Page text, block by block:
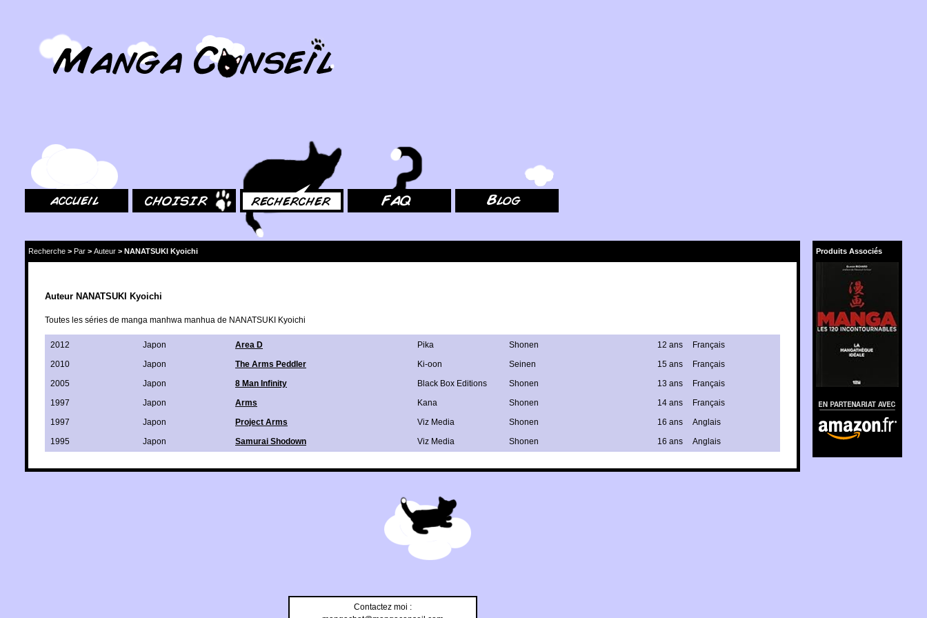
Produits Associés
En partenariat avec
Amazon.fr
Recherche > Par > Auteur > NANATSUKI Kyoichi
Auteur NANATSUKI Kyoichi
Toutes les séries de manga manhwa manhua de NANATSUKI Kyoichi
2012 Japon Area D Pika Shonen 12 ans
Français
2010
Japon The Arms Peddler Ki-oon Seinen 15 ans
Français
2005
Japon 8 Man Infinity Black Box Editions Shonen 13 ans
Français
1997
Japon Arms Kana Shonen 14 ans
Français
1997
Japon Project Arms Viz Media Shonen 16 ans
Anglais
1995
Japon Samurai Shodown Viz Media Shonen 16 ans Anglais
Contactez moi :